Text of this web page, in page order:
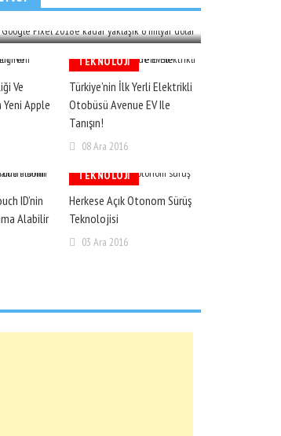
Dolar Kazandırabilir
Ve
Apple
TEKNOLOJI
Türkiye’nin İlk Yerli Elektrikli
Otobüsü Avenue EV Ile
Tanışın!
08 Ara 2016
ID’nin
Alabilir
TEKNOLOJI
Herkese Açık Otonom Sürüş
Teknolojisi
03 Ara 2016